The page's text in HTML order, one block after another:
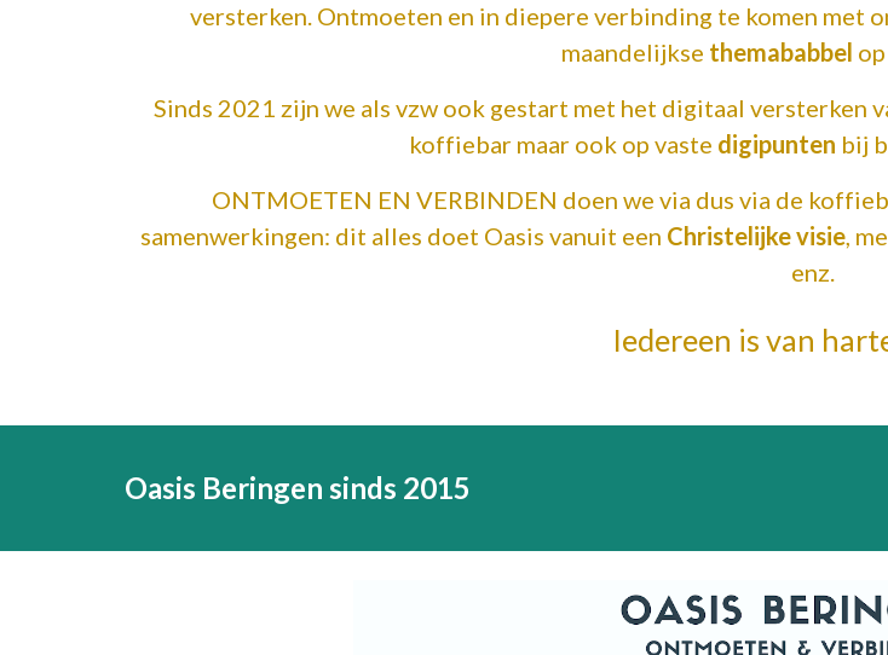
versterken. Ontmoeten en in diepere verbinding te komen met
maandelijkse themababbel
Sinds 2021 zijn we als vzw ook gestart met het digitaal versterken
koffiebar maar ook op vaste digipunten bij
ONTMOETEN EN VERBINDEN doen we via dus via de
samenwerkingen: dit alles doet Oasis vanuit een Christelijke visie,
enz.
Iedereen is van
Oasis Beringen sinds 2015